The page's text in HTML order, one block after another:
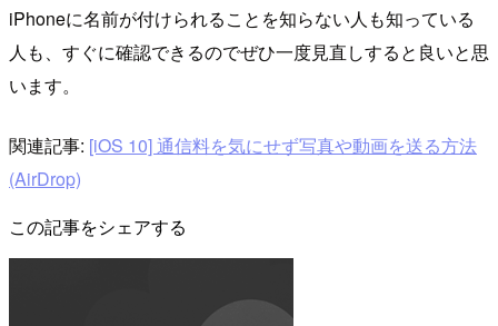
iPhoneに名前が付けられることを知らない人も知っている
人も、すぐに確認できるのでぜひ一度見直しすると良いと思
います。
関連記事: [iOS 10] 通信料を気にせず写真や動画を送る方法
(AirDrop)
この記事をシェアする